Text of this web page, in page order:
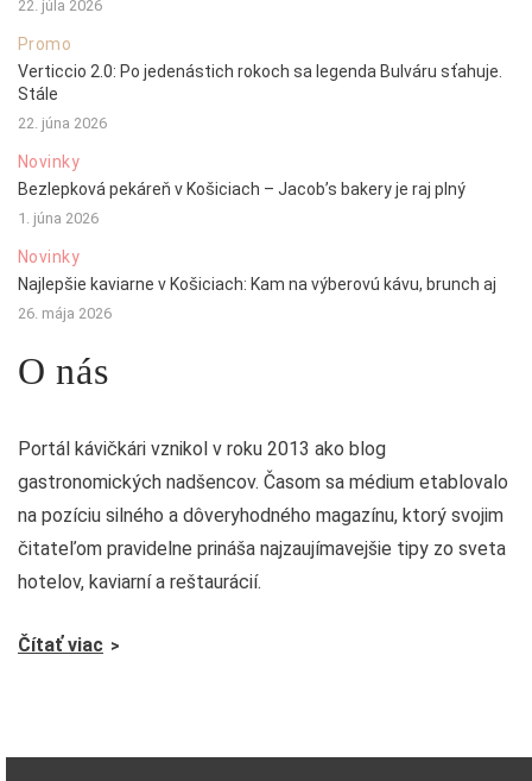
22. júla 2026
Promo
Verticcio 2.0: Po jedenástich rokoch sa legenda Bulváru sťahuje.
Stále
22. júna 2026
Novinky
Bezlepková pekáreň v Košiciach – Jacob’s bakery je raj plný
1. júna 2026
Novinky
Najlepšie kaviarne v Košiciach: Kam na výberovú kávu, brunch aj
26. mája 2026
O nás
Portál kávičkári vznikol v roku 2013 ako blog
gastronomických nadšencov. Časom sa médium etablovalo
na pozíciu silného a dôveryhodného magazínu, ktorý svojim
čitateľom pravidelne prináša najzaujímavejšie tipy zo sveta
hotelov, kaviarní a reštaurácií.
Čítať viac